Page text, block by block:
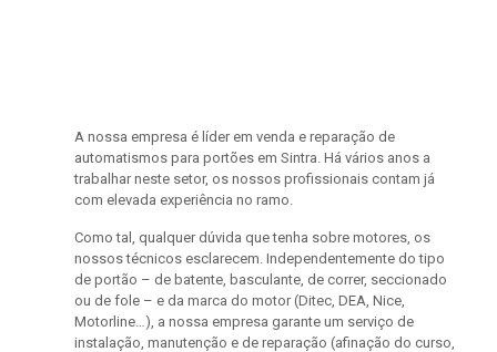
A nossa empresa é líder em venda e reparação de
automatismos para portões em Sintra. Há vários anos a
trabalhar neste setor, os nossos profissionais contam já
com elevada experiência no ramo.
Como tal, qualquer dúvida que tenha sobre motores, os
nossos técnicos esclarecem. Independentemente do tipo
de portão – de batente, basculante, de correr, seccionado
ou de fole – e da marca do motor (Ditec, DEA, Nice,
Motorline…), a nossa empresa garante um serviço de
instalação, manutenção e de reparação (afinação do curso,